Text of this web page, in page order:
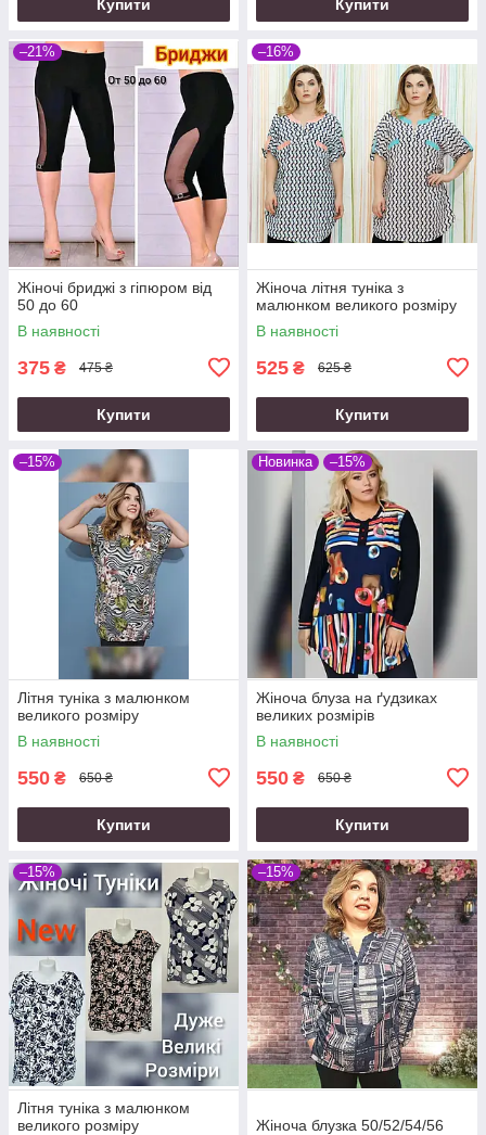
Купити Купити
–21%
Жіночі бриджі з гіпюром від
50 до 60
В наявності
375 ₴ 475 ₴
Купити
–16%
Жіноча літня туніка з
малюнком великого розміру
В наявності
525 ₴ 625 ₴
Купити
–15%
Літня туніка з малюнком
великого розміру
В наявності
550 ₴ 650 ₴
Купити
Новинка –15%
Жіноча блуза на ґудзиках
великих розмірів
В наявності
550 ₴ 650 ₴
Купити
–15%
Літня туніка з малюнком
великого розміру
–15%
Жіноча блузка 50/52/54/56